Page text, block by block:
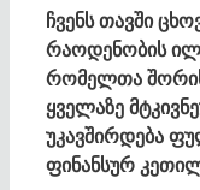
ჩვენს თავში
რაოდენობის
რომელთა
ყველაზე
უკავშირდება
ფინანსურ